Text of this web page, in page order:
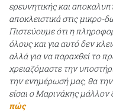
ερευνητικής και
αποκλειστικά στις μικρο-
Πιστεύουμε ότι η
όλους και για αυτό δεν
αλλά για να παραχθεί το
χρειαζόμαστε την
την ενημέρωσή μας, θα
είσαι ο Μαρινάκης μάλλον
πώς